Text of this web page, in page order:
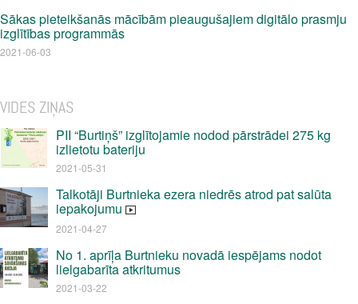
Sākas pieteikšanās mācībām pieaugušajiem digitālo prasmju
izglītības programmās
2021-06-03
VIDES ZIŅAS
PII “Burtiņš” izglītojamie nodod pārstrādei 275 kg
izlietotu bateriju
2021-05-31
Talkotāji Burtnieka ezera niedrēs atrod pat salūta
iepakojumu
2021-04-27
No 1. aprīļa Burtnieku novadā iespējams nodot
lielgabarīta atkritumus
2021-03-22